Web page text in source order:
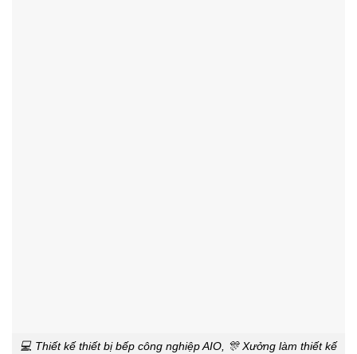
💻 Thiết kế thiết bị bếp công nghiệp AIO, 🎊 Xưởng làm thiết kế